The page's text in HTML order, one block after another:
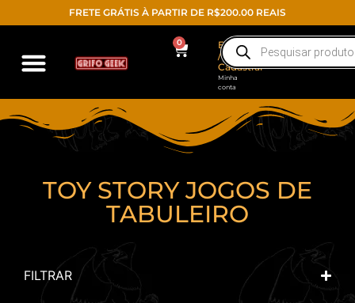
FRETE GRÁTIS À PARTIR DE R$200.00 REAIS
0
Entrar
/
Cadastrar
Minha
conta
TOY STORY JOGOS DE
TABULEIRO
FILTRAR